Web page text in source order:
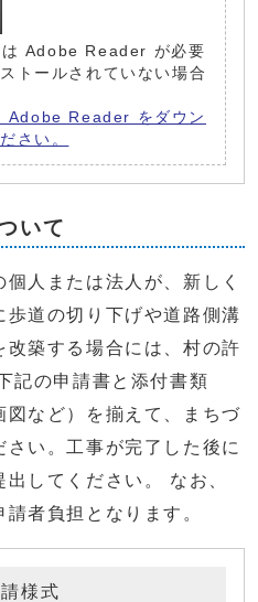
は Adobe Reader が必要
トールされていない場合
Adobe Reader をダウン
さい。
いて
人または法人が、新しく
道の切り下げや道路側溝
改築する場合には、村の許
記の申請書と添付書類
図など）を揃えて、まちづ
さい。工事が完了した後に
してください。 なお、
者負担となります。
様式